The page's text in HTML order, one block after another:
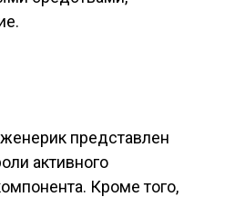
представлен
активного
Кроме того,